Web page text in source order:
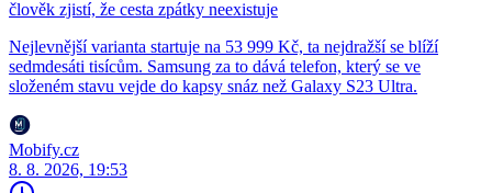
člověk zjistí, že cesta zpátky neexistuje
Nejlevnější varianta startuje na 53 999 Kč, ta nejdražší se blíží
sedmdesáti tisícům. Samsung za to dává telefon, který se ve
složeném stavu vejde do kapsy snáz než Galaxy S23 Ultra.
Mobify.cz
8. 8. 2026, 19:53